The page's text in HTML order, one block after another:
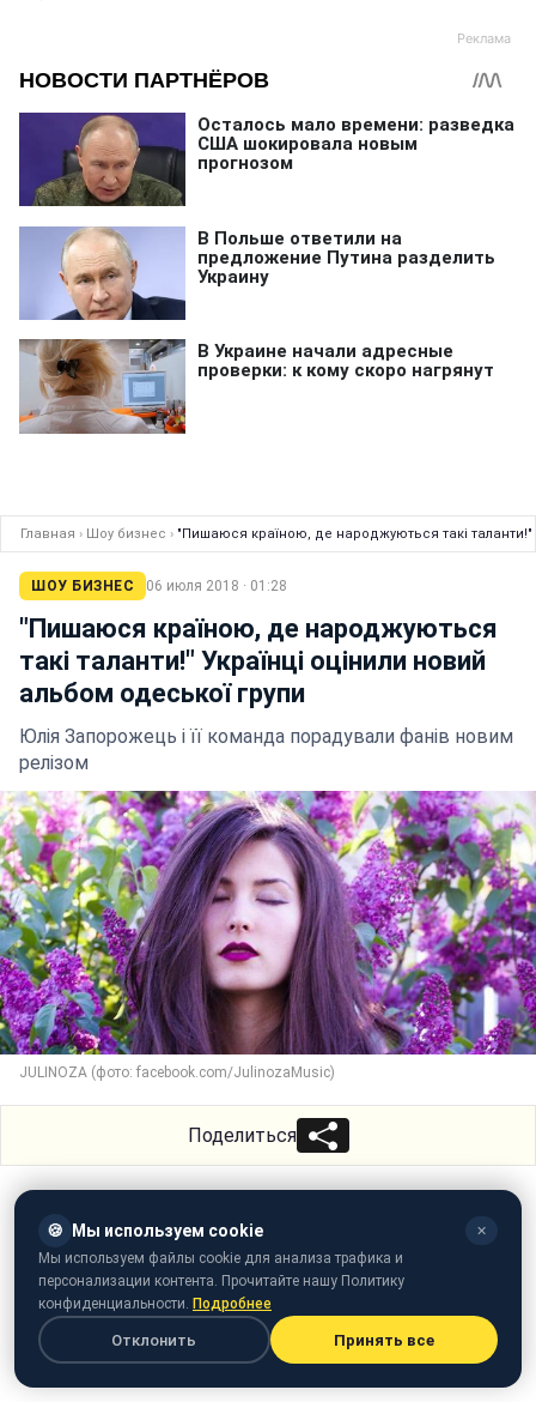
Главная › Шоу бизнес › "Пишаюся країною, де народжуються такі таланти!"
ШОУ БИЗНЕС 06 июля 2018 · 01:28
"Пишаюся країною, де народжуються
такі таланти!" Українці оцінили новий
альбом одеської групи
Юлія Запорожець і її команда порадували фанів новим
релізом
JULINOZA (фото: facebook.com/JulinozaMusic)
Поделиться
🍪 Мы используем cookie ✕
Мы используем файлы cookie для анализа трафика и
персонализации контента. Прочитайте нашу Политику
конфиденциальности. Подробнее
Отклонить Принять все